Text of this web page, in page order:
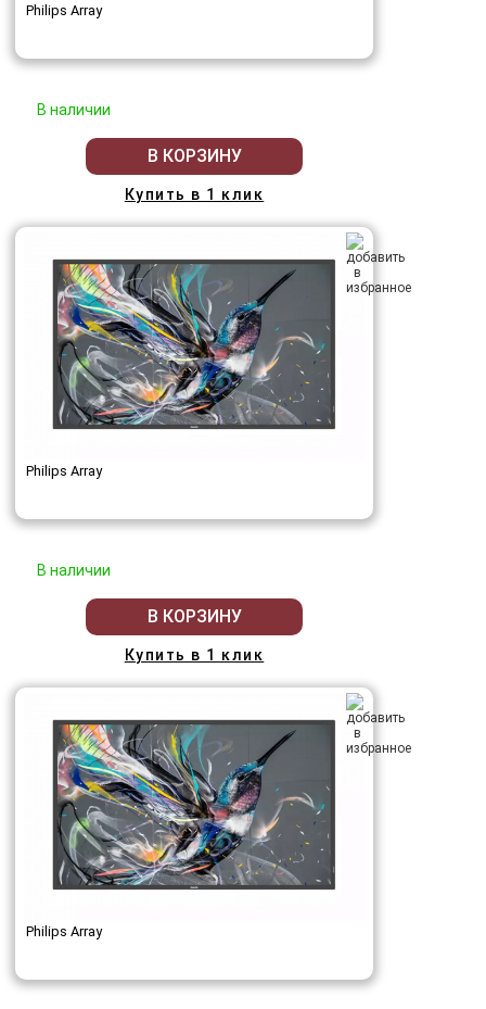
Philips Array
В наличии
В КОРЗИНУ
Купить в 1 клик
Philips Array
В наличии
В КОРЗИНУ
Купить в 1 клик
Philips Array